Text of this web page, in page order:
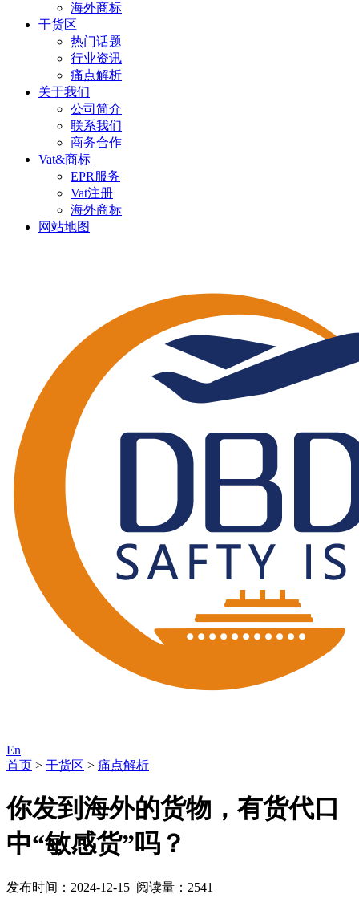
海外商标
干货区
热门话题
行业资讯
痛点解析
关于我们
公司简介
联系我们
商务合作
Vat&商标
EPR服务
Vat注册
海外商标
网站地图
En
首页 > 干货区 > 痛点解析
你发到海外的货物，有货代口
中“敏感货”吗？
发布时间：2024-12-15 阅读量：2541